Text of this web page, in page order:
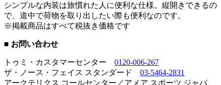
シンプルな内装は旅慣れた人に便利な仕様。縦開きできるの
で、道中で荷物を取り出したい際も便利なのです。
※掲載商品はすべて税抜き価格です
■ お問い合わせ
トゥミ・カスタマーセンター 0120-006-267
ザ・ノース・フェイス スタンダード 03-5464-2831
アークテリクス コールセンター／アメア スポーツ ジャパ